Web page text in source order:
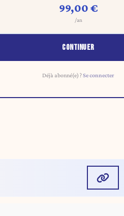
99,00 €
/an
CONTINUER
Déjà abonné(e) ?Se connecter